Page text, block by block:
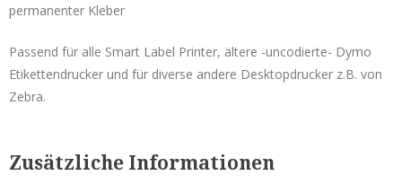
Seiko Etikettendrucker
Smart Label Printer
POS-Drucker
permanenter Kleber
Passend für alle Smart Label Printer, ältere -uncodierte- Dymo
Etikettendrucker und für diverse andere Desktopdrucker z.B. von
Zebra.
Zusätzliche Informationen